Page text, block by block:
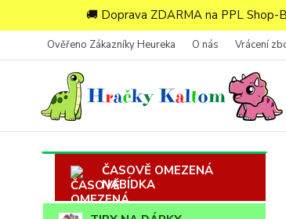
🚚 Doprava ZDARMA na PPL Shop-
Ověřeno Zákazníky Heureka O nás Vrácení
ČASOVĚ OMEZENÁ
NABÍDKA